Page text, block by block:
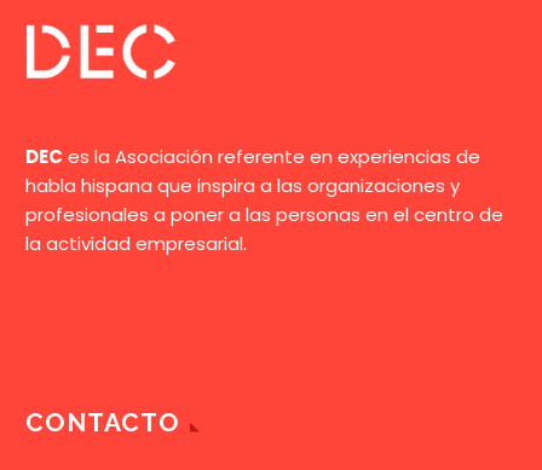
DEC es la Asociación referente en experiencias de
habla hispana que inspira a las organizaciones y
profesionales a poner a las personas en el centro de
la actividad empresarial.
CONTACTO